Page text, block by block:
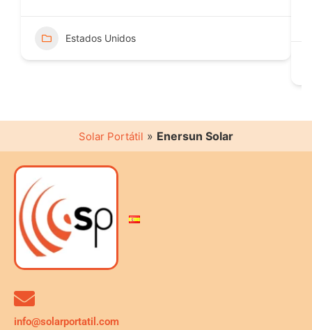
Estados Unidos
Solar Portátil » Enersun Solar
info@solarportatil.com